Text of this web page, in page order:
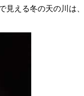
える冬の天の川